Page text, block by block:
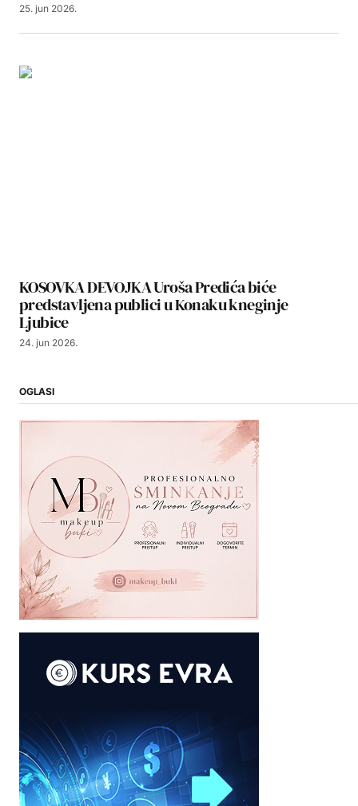
25. jun 2026.
KOSOVKA DEVOJKA Uroša Predića biće
predstavljena publici u Konaku kneginje
Ljubice
24. jun 2026.
OGLASI